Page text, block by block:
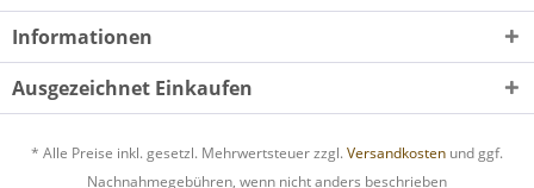
Informationen
Ausgezeichnet Einkaufen
* Alle Preise inkl. gesetzl. Mehrwertsteuer zzgl. Versandkosten und ggf.
Nachnahmegebühren, wenn nicht anders beschrieben